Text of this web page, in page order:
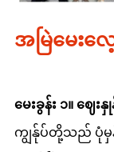
အမြဲမေးလေ့
မေးခွန်း ၁။ ဈေ
ကျွန်ုပ်တို့သည် ပုံမှန်